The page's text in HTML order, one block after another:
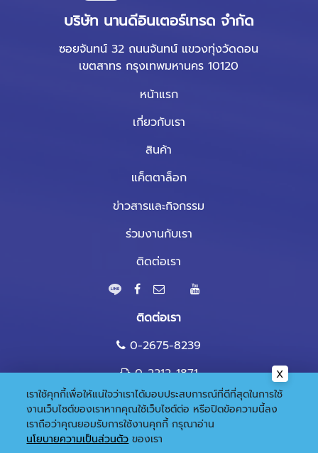
บริษัท นานดีอินเตอร์เทรด จำกัด
ซอยจันทน์ 32 ถนนจันทน์ แขวงทุ่งวัดดอน
เขตสาทร กรุงเทพมหานคร 10120
หน้าแรก
เกี่ยวกับเรา
สินค้า
แค็ตตาล็อก
ข่าวสารและกิจกรรม
ร่วมงานกับเรา
ติดต่อเรา
ติดต่อเรา
0-2675-8239
0-2212-1871
marketing@nandee.co.th
© 2020 Copyright:Gramickhouse.com
เราใช้คุกกี้เพื่อให้แน่ใจว่าเราได้มอบประสบการณ์ที่ดีที่สุดในการใช้
งานเว็บไซต์ของเราหากคุณใช้เว็บไซต์ต่อ หรือปิดข้อความนี้ลง
เราถือว่าคุณยอมรับการใช้งานคุกกี้ กรุณาอ่าน
นโยบายความเป็นส่วนตัว ของเรา